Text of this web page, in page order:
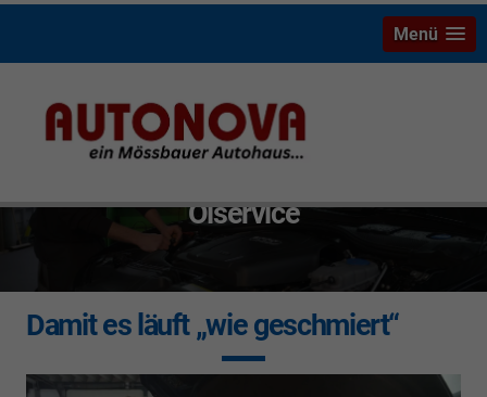
Menü
Ölservice
Damit es läuft „wie geschmiert“